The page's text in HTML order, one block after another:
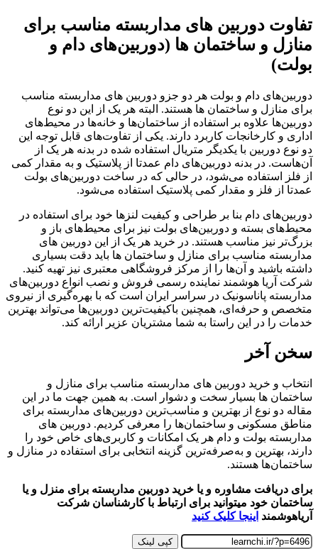
تفاوت دوربین ‌های مداربسته مناسب برای
منازل و ساختمان ها (دوربین‌های دام و
بولت)
دوربین‌های دام و بولت هر دو جزو دوربین های مداربسته مناسب
برای منازل و ساختمان ها هستند. البته هر یک از این دو نوع
دوربین‌ها علاوه بر استفاده از ساختمان‌ها و خانه‌ها در محیط‌های
اداری و کارخانجات کاربرد دارند. یکی از تفاوت‌های قابل توجه این
دو نوع دوربین با یکدیگر متریال استفاده شده در بدنه هر یک از
آن‌هاست. در بدنه دوربین‌های دام عمدتا از پلاستیک و به مقدار کمی
از فلز استفاده می‌شود، در حالی که در ساخت دوربین‌های بولت
عمدتا از فلز و مقدار کمی پلاستیک استفاده می‌شود.
دوربین‌های دام بنا بر طراحی و کیفیت لنزها خود برای استفاده در
محیط‌های بسته و دوربین‌های بولت نیز برای محیط‌های باز و
بزرگ‌تر نیز مناسب هستند. در خرید هر یک از این دوربین های
مداربسته مناسب برای منازل و ساختمان ها باید دقت بسیاری
داشته باشید و آن‌ها را از مرکز فروشگاهی معتبری نیز تهیه کنید.
شرکت آریا هوشمند نماینده رسمی فروش و نصب انواع دوربین‌های
مداربسته پاناسونیک در سراسر ایران است که با بهره‌گیری از نیروی
متخصص و حرفه‌ای، همچنین باکیفیت‌ترین دوربین‌ها می‌تواند بهترین
خدمات را در این راستا به شما مشتریان عزیر ارائه کند.
سخن آخر
انتخاب و خرید دوربین های مداربسته مناسب برای منازل و
ساختمان ها بسیار سخت و دشوار است. به همین جهت ما در این
مقاله دو نوع از بهترین و مناسب‌ترین دوربین‌های مداربسته برای
مناطق مسکونی و ساختمان‌ها را معرفی کردیم. دوربین های
مداربسته بولت و دام هر یک امکانات و کاربری‌های خاص خود را
دارند، بهترین و به‌صرفه‌ترین گزینه انتخابی برای استفاده در منازل و
ساختمان‌ها هستند.
برای دریافت مشاوره و یا خرید دوربین مداربسته برای منزل و یا
ساختمان خود میتوانید برای ارتباط با کارشناسان شرکت
آریاهوشمند اینجا کلیک کنید
کپی لینک